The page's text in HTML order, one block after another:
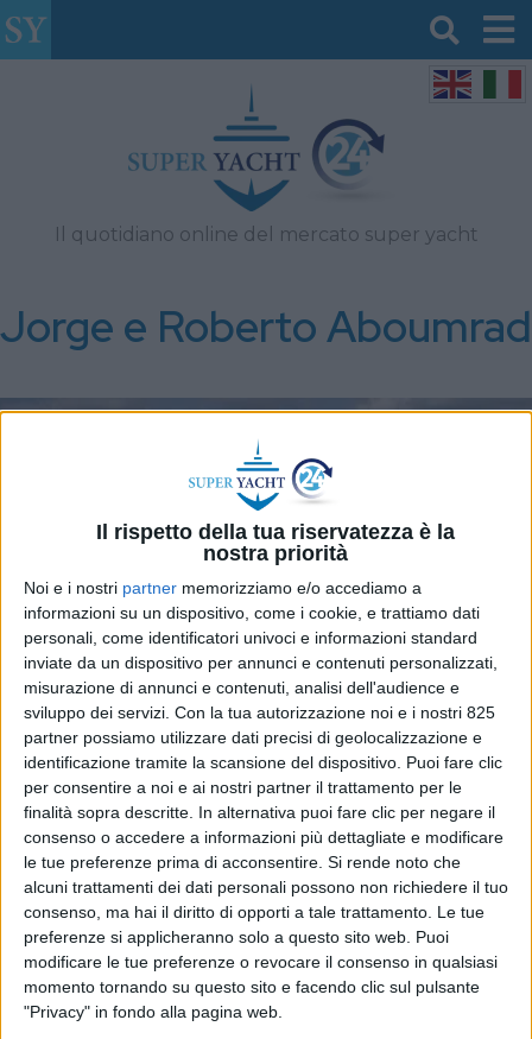
Il rispetto della tua riservatezza è la
nostra priorità
Noi e i nostri partner memorizziamo e/o accediamo a
informazioni su un dispositivo, come i cookie, e trattiamo dati
personali, come identificatori univoci e informazioni standard
inviate da un dispositivo per annunci e contenuti personalizzati,
misurazione di annunci e contenuti, analisi dell'audience e
sviluppo dei servizi. Con la tua autorizzazione noi e i nostri 825
partner possiamo utilizzare dati precisi di geolocalizzazione e
identificazione tramite la scansione del dispositivo. Puoi fare clic
per consentire a noi e ai nostri partner il trattamento per le
finalità sopra descritte. In alternativa puoi fare clic per negare il
consenso o accedere a informazioni più dettagliate e modificare
le tue preferenze prima di acconsentire. Si rende noto che
alcuni trattamenti dei dati personali possono non richiedere il tuo
consenso, ma hai il diritto di opporti a tale trattamento. Le tue
preferenze si applicheranno solo a questo sito web. Puoi
modificare le tue preferenze o revocare il consenso in qualsiasi
momento tornando su questo sito e facendo clic sul pulsante
"Privacy" in fondo alla pagina web.
Il quotidiano online del mercato super yacht
Jorge e Roberto Aboumrad
Alpha Yachts costruirà yacht
sostenibili a Monfalcone
YACHT 19 SETTEMBRE 2023